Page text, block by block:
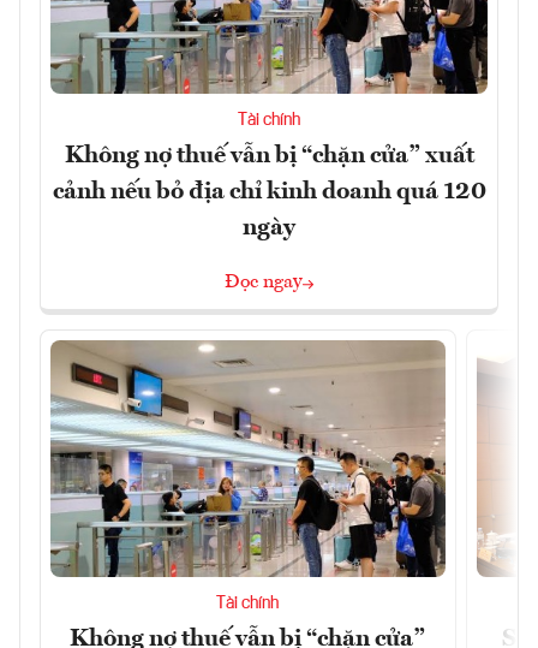
Tài chính
Không nợ thuế vẫn bị “chặn cửa” xuất
cảnh nếu bỏ địa chỉ kinh doanh quá 120
ngày
Đọc ngay
Tài chính
Không nợ thuế vẫn bị “chặn cửa”